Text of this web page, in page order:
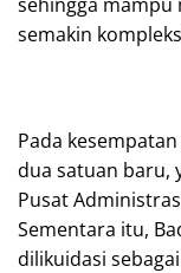
semakin
Pada
dua satuan baru,
Pusat
Sementara itu,
dilikuidasi